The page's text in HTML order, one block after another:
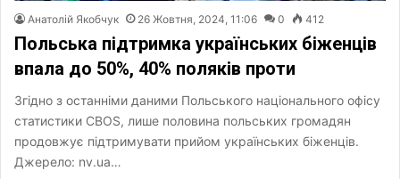
Анатолій Якобчук 26 Жовтня, 2024, 11:06 0 412
Польська підтримка українських біженців
впала до 50%, 40% поляків проти
Згідно з останніми даними Польського національного офісу
статистики CBOS, лише половина польських громадян
продовжує підтримувати прийом українських біженців.
Джерело: nv.ua…